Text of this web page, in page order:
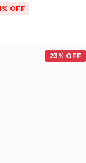
OFF
23% OFF